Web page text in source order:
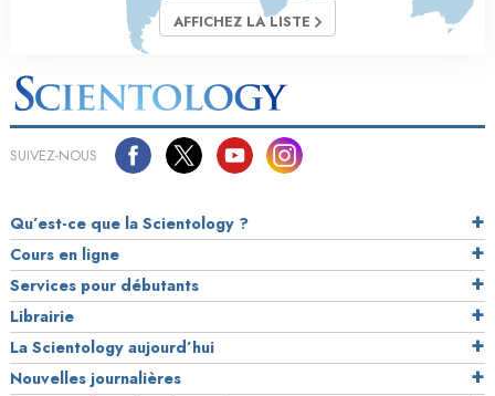
AFFICHEZ LA LISTE
SUIVEZ-NOUS
Qu’est-ce que la Scientology ?
Cours en ligne
Services pour débutants
Librairie
La Scientology aujourd’hui
Nouvelles journalières